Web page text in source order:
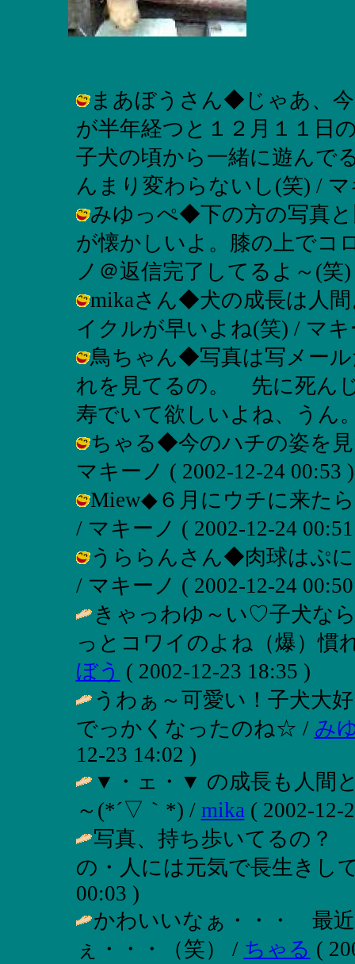
まあぼうさん◆じゃあ、
が半年経つと１２月１１
子犬の頃から一緒に遊んで
んまり変わらないし(笑) / マ
みゆっぺ◆下の方の写真
が懐かしいよ。膝の上でコ
ノ＠返信完了してるよ～(笑)
mikaさん◆犬の成長は人
イクルが早いよね(笑) / マキ
鳥ちゃん◆写真は写メー
れを見てるの。 先に死ん
寿でいて欲しいよね、うん
ちゃる◆今のハチの姿を
マキーノ ( 2002-12-24 00:53 )
Miew◆６月にウチに来た
/ マキーノ ( 2002-12-24
うららんさん◆肉球はぷ
/ マキーノ ( 2002-12-24
きゃっわゆ～い♡子犬な
っとコワイのよね（爆）慣
ぼう ( 2002-12-23 18:35 )
うわぁ～可愛い！子犬大
でっかくなったのね☆ / み
12-23 14:02 )
▼・ェ・▼ の成長も人間
～(*´▽｀*) / mika ( 2002-12-
写真、持ち歩いてるの？
の・人には元気で長生きし
00:03 )
かわいいなぁ・・・ 最
ぇ・・・（笑） / ちゃる (